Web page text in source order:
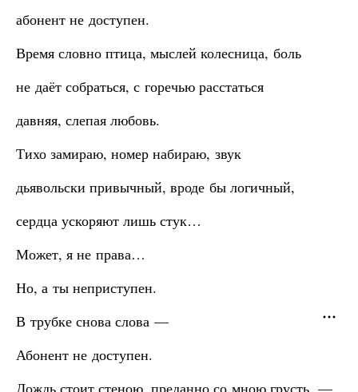
абонент не доступен.
Время словно птица, мыслей колесница, боль
не даёт собраться, с горечью расстаться
давняя, слепая любовь.
Тихо замираю, номер набираю, звук
дьявольски привычный, вроде бы логичный,
сердца ускоряют лишь стук…
Может, я не права…
Но, а ты неприступен.
В трубке снова слова —
Абонент не доступен.
Дождь стоит стеною, преданно со мною грусть, —